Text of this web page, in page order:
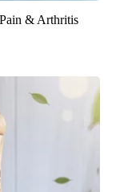
& Arthritis